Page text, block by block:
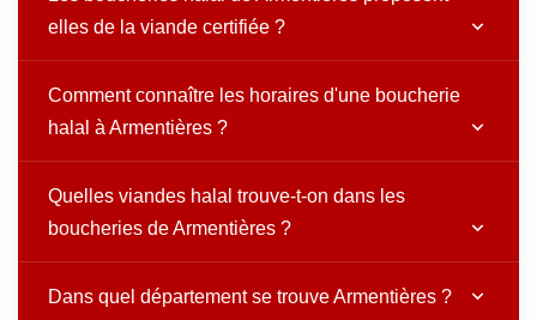
elles de la viande certifiée ?
Comment connaître les horaires d'une boucherie
halal à Armentières ?
Quelles viandes halal trouve-t-on dans les
boucheries de Armentières ?
Dans quel département se trouve Armentières ?